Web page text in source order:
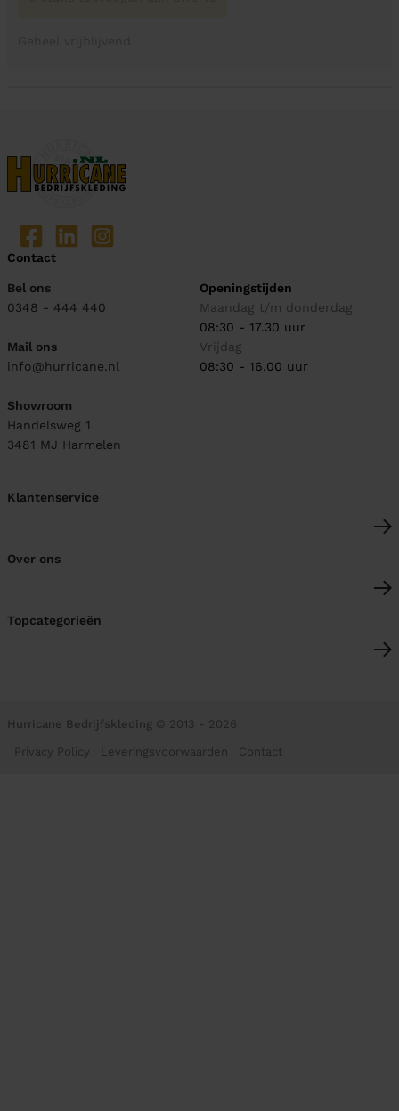
Contact
Bel ons
0348 - 444 440
Mail ons
info@hurricane.nl
Showroom
Handelsweg 1
3481 MJ Harmelen
Openingstijden
Maandag t/m donderdag
08:30 - 17.30 uur
Vrijdag
08:30 - 16.00 uur
Klantenservice
Over ons
Topcategorieën
Hurricane Bedrijfskleding © 2013 - 2026
Privacy Policy Leveringsvoorwaarden Contact